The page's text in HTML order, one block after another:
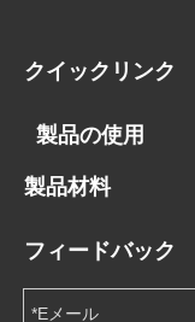
クイックリンク
製品の使用
製品材料
フィードバック